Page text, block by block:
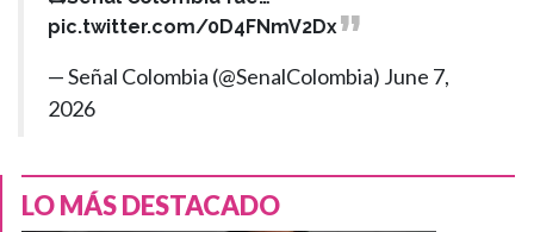
pic.twitter.com/0D4FNmV2Dx
— Señal Colombia (@SenalColombia) June 7,
2026
LO MÁS DESTACADO